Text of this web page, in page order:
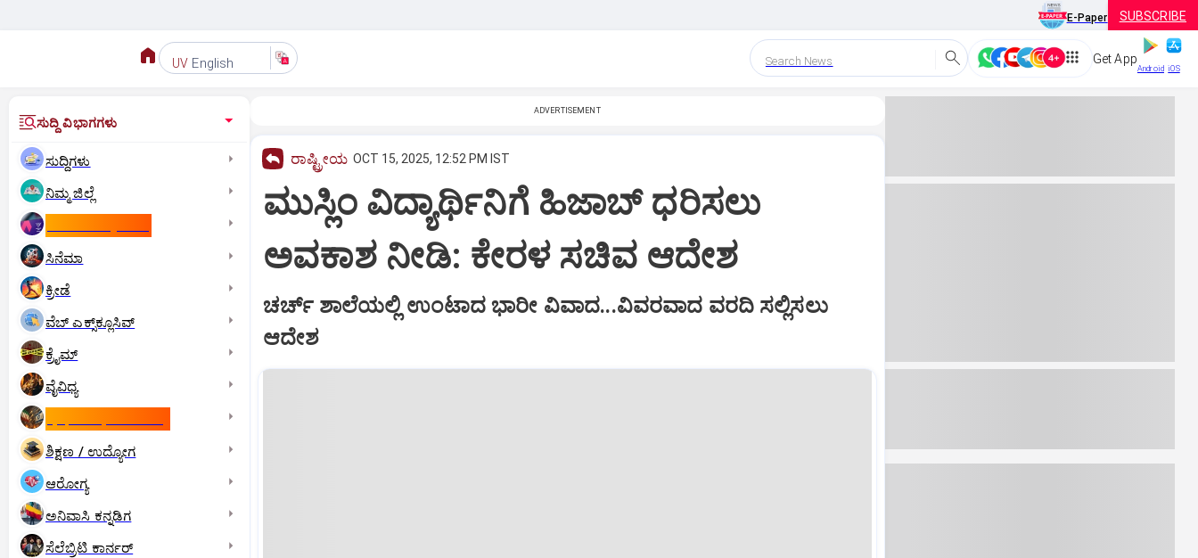
E-Paper SUBSCRIBE
UV English Search News Get App
Android iOS
ಸುದ್ದಿ ವಿಭಾಗಗಳು
ಸುದ್ದಿಗಳು
ನಿಮ್ಮ ಜಿಲ್ಲೆ
ಸಿನೆಮಾ
ಕ್ರೀಡೆ
ವೆಬ್ ಎಕ್ಸ್‌ಕ್ಲೂಸಿವ್
ಕ್ರೈಮ್
ವೈವಿಧ್ಯ
ಶಿಕ್ಷಣ / ಉದ್ಯೋಗ
ಆರೋಗ್ಯ
ಅನಿವಾಸಿ ಕನ್ನಡಿಗ
ಸೆಲೆಬ್ರಿಟಿ ಕಾರ್ನರ್‌
ADVERTISEMENT
ರಾಷ್ಟ್ರೀಯ OCT 15, 2025, 12:52 PM IST
ಮುಸ್ಲಿಂ ವಿದ್ಯಾರ್ಥಿನಿಗೆ ಹಿಜಾಬ್ ಧರಿಸಲು
ಅವಕಾಶ ನೀಡಿ: ಕೇರಳ ಸಚಿವ ಆದೇಶ
ಚರ್ಚ್‌ ಶಾಲೆಯಲ್ಲಿ ಉಂಟಾದ ಭಾರೀ ವಿವಾದ...ವಿವರವಾದ ವರದಿ ಸಲ್ಲಿಸಲು
ಆದೇಶ